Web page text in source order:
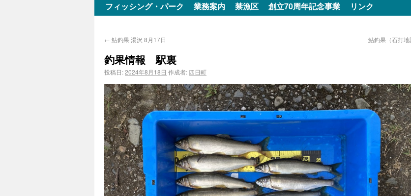
フィッシング・パーク
業務案内 禁漁区 創立70周年記念事業 リンク
← 鮎釣果 湯沢 8月17日 鮎釣果（石打地
釣果情報 駅裏
投稿日:2024年8月18日 作成者: 四日町